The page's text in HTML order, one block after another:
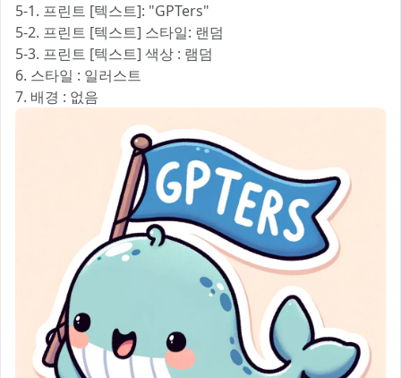
5-1. 프린트 [텍스트]: "GPTers"
5-2. 프린트 [텍스트] 스타일: 랜덤
5-3. 프린트 [텍스트] 색상 : 램덤
6. 스타일 : 일러스트
7. 배경 : 없음